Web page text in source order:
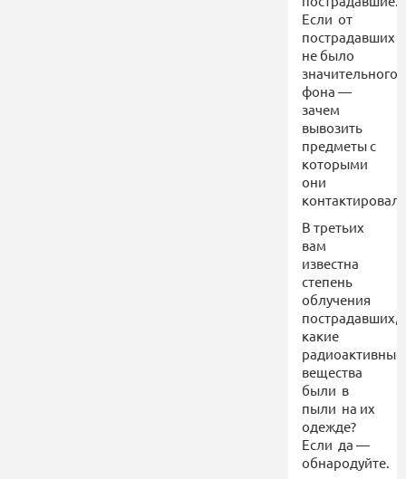
Если от
пострадавших
не было
значительного
фона —
зачем
вывозить
предметы с
которыми
они
В третьих
вам
известна
степень
облучения
пострадавших,
какие
радиоактивные
вещества
были в
пыли на их
одежде?
Если да —
обнародуйте.